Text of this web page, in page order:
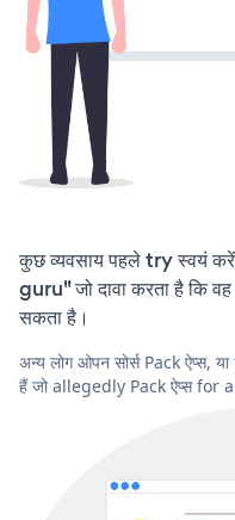
कुछ व्यवसाय पहले try स्वयं
guru" जो दावा करता है कि
सकता है।
अन्य लोग ओपन सोर्स Pack ऐप्स,
हैं जो allegedly Pack ऐप्स for